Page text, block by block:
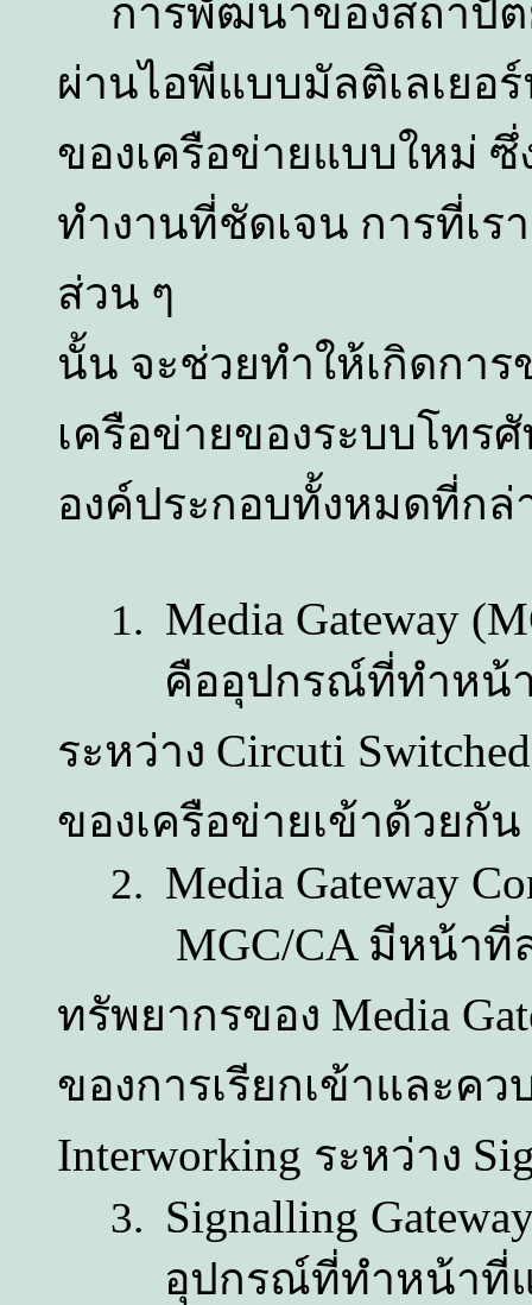
การพัฒนาของสถาปัต
ผ่านไอพีแบบมัลติเลเยอ
ของเครือข่ายแบบใหม่
ทำงานที่ชัดเจน การที่เร
ส่วน ๆ
นั้น จะช่วยทำให้เกิดกา
เครือข่ายของระบบโท
องค์ประกอบทั้งหมดที่กล่
1. Media Gateway
คืออุปกรณ์ที่ทำหน้าที่
ระหว่าง Circuti
ของเครือข่ายเข้าด้วยกัน
2. Media Gateway
MGC/CA มีหน้าที่
ทรัพยากรของ Media
ของการเรียกเข้าและค
Interworking ระหว่าง
3. Signalling
อุปกรณ์ที่ทำหน้าที่